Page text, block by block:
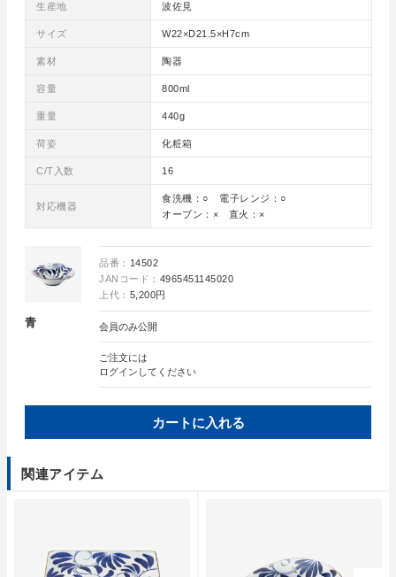
生産地 波佐見
サイズ W22×D21.5×H7cm
素材 陶器
容量 800ml
重量 440g
荷姿 化粧箱
C/T入数 16
対応機器
食洗機：○ 電子レンジ：○
オーブン：× 直火：×
青
品番： 14502
JANコード： 4965451145020
上代： 5,200円
会員のみ公開
ご注文には
ログイン してください
カートに入れる
関連アイテム